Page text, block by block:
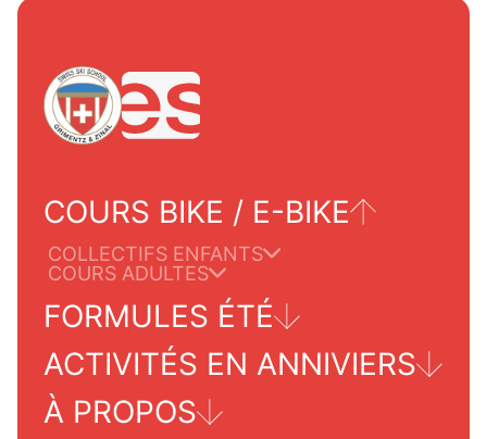
COURS BIKE / E-BIKE
COLLECTIFS ENFANTS
COURS ADULTES
FORMULES ÉTÉ
TOURS POUR ADULTES
ACTIVITÉS EN ANNIVIERS
GRIMENTZ/ZINAL
À PROPOS